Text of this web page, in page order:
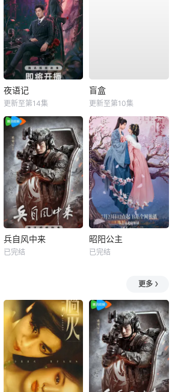
夜语记
更新至第14集
盲盒
更新至第10集
兵自风中来
已完结
昭阳公主
已完结
更多